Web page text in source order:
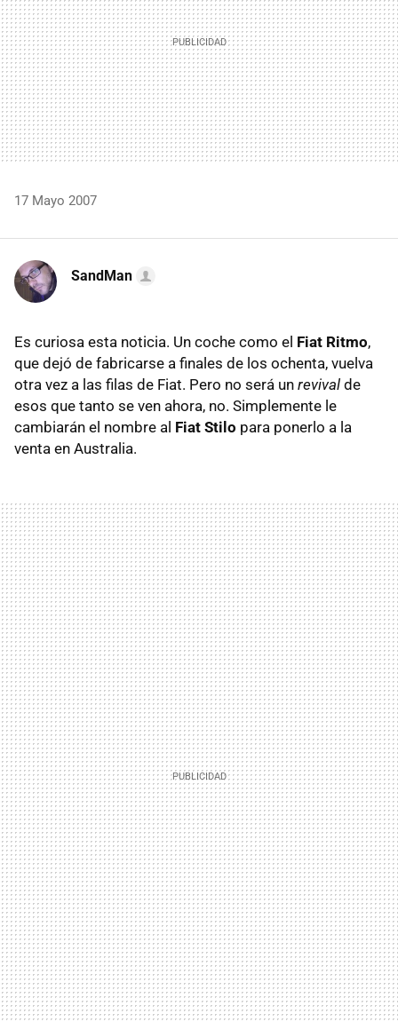
17 Mayo 2007
SandMan
Es curiosa esta noticia. Un coche como el Fiat Ritmo,
que dejó de fabricarse a finales de los ochenta, vuelva
otra vez a las filas de Fiat. Pero no será un revival de
esos que tanto se ven ahora, no. Simplemente le
cambiarán el nombre al Fiat Stilo para ponerlo a la
venta en Australia.